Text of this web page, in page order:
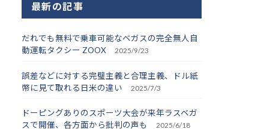
最新の記事
だれでも無料で乗車可能なベガスの完全無人自
動運転タクシー ZOOX
2025/9/23
誤差などに対する完璧主義と合理主義、ドル紙
幣に見て取れる日米の違い
2025/7/3
ドーピングありのスポーツ大会が来年ラスベガ
スで開催、各方面から批判の声も
2025/6/18